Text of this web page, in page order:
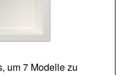
um 7 Modelle zu